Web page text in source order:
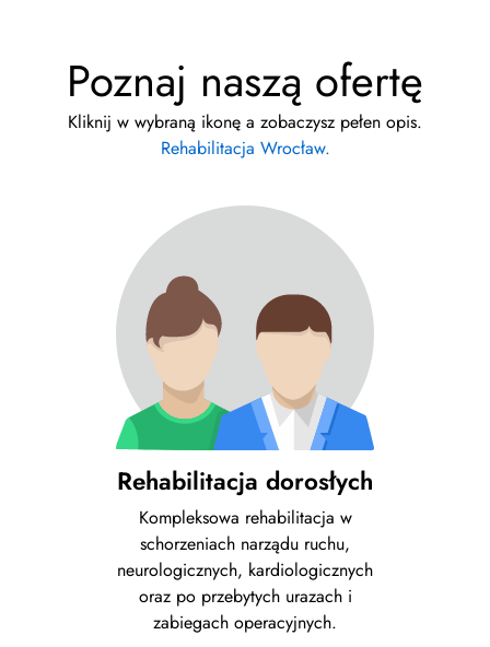
Poznaj naszą ofertę
Kliknij w wybraną ikonę a zobaczysz pełen opis.
Rehabilitacja Wrocław.
Rehabilitacja dorosłych
Kompleksowa rehabilitacja w
schorzeniach narządu ruchu,
neurologicznych, kardiologicznych
oraz po przebytych urazach i
zabiegach operacyjnych.